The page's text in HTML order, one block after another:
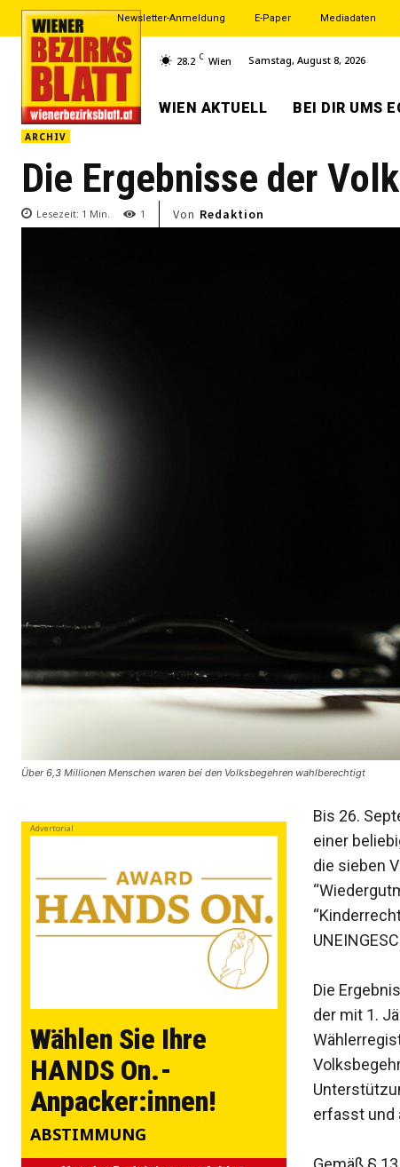
Newsletter-Anmeldung E-Paper Mediadaten
28.2 C Wien Samstag, August 8, 2026
WIEN AKTUELL BEI DIR UMS
ARCHIV
Die Ergebnisse der
Lesezeit: 1 Min. 1 Von Redaktion
Über 6,3 Millionen Menschen waren bei den Volksbegehren wahlberechtigt
Advertorial
Wählen Sie Ihre
HANDS On.-
Anpacker:innen!
ABSTIMMUNG
Bis 26.
einer
die sieben
Die
der mit 1.
erfasst und